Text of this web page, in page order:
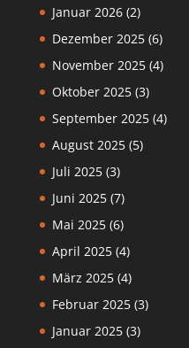
Januar 2026(2)
Dezember 2025(6)
November 2025(4)
Oktober 2025(3)
September 2025(4)
August 2025(5)
Juli 2025(3)
Juni 2025(7)
Mai 2025(6)
April 2025(4)
März 2025(4)
Februar 2025(3)
Januar 2025(3)